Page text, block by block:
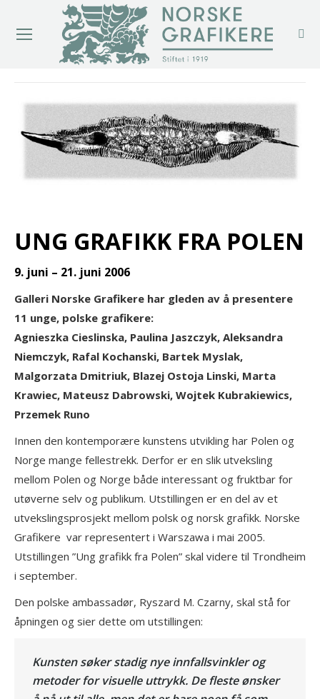
UNG GRAFIKK FRA POLEN
9. juni – 21. juni 2006
Galleri Norske Grafikere har gleden av å presentere
11 unge, polske grafikere:
Agnieszka Cieslinska, Paulina Jaszczyk, Aleksandra
Niemczyk, Rafal Kochanski, Bartek Myslak,
Malgorzata Dmitriuk, Blazej Ostoja Linski, Marta
Krawiec, Mateusz Dabrowski, Wojtek Kubrakiewics,
Przemek Runo
Innen den kontemporære kunstens utvikling har Polen og
Norge mange fellestrekk. Derfor er en slik utveksling
mellom Polen og Norge både interessant og fruktbar for
utøverne selv og publikum. Utstillingen er en del av et
utvekslingsprosjekt mellom polsk og norsk grafikk. Norske
Grafikere var representert i Warszawa i mai 2005.
Utstillingen ”Ung grafikk fra Polen” skal videre til Trondheim
i september.
Den polske ambassadør, Ryszard M. Czarny, skal stå for
åpningen og sier dette om utstillingen:
Kunsten søker stadig nye innfallsvinkler og
metoder for visuelle uttrykk. De fleste ønsker